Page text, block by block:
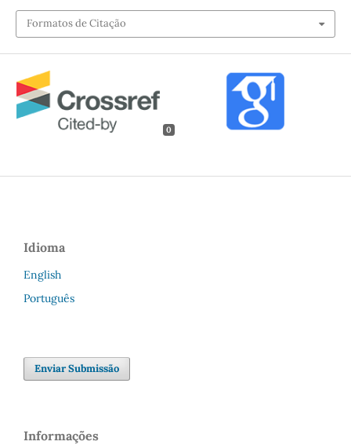
Formatos de Citação
0
Idioma
English
Português
Enviar Submissão
Informações